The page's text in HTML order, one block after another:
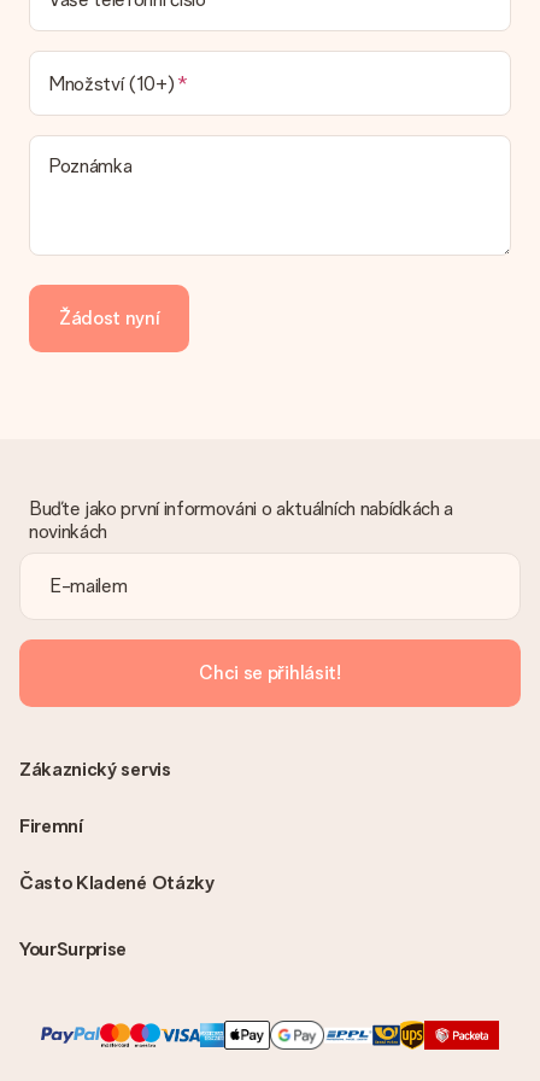
náš dopravce vám dodá váš dárek.
Jaké možnosti doručení si mohu vybrat?
V současné době není možné zvolit možnost doručení. Dárek,
který chcete objednat, je buď odeslán jako balíček nebo jako
doručování poštovní schránky. Chcete vědět, na kterou
možnost spadá vaše objednávka? Kontaktujte prosím náš
zákaznický servis.
Jak mohu zaplatit objednávku?
kartu, fakturu přes Klarna nebo ruční převod. V případě ručního
převodu platby prosím vezměte v úvahu dodací lhůtu 3 dny
navíc.
vhodné řešení.
Je faktura odeslána spolu s objednávkou?
vždy v potvrzovacím e-mailu a vždy ji najdete ve svém účtu
MySurprise. To znamená, že můžete dar doručit přímo
příjemci, což je opravdovým překvapením!
Množství (10+)
Poznámka
Žádost nyní
Buďte jako první informováni o aktuálních nabídkách a
novinkách
Chci se přihlásit!
Často Kladené Otázky
YourSurprise
Zákaznický servis
Firemní